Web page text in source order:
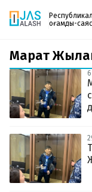
қоғамдық-
Жаңалықтар
Спорт
Руханият
Аймақ
Архив
Заң және
Редакциямен
+7 708 604 51 06
Жарнама бөлімі
Газетке
PDF форматтағы
поштаңызға алып
шыққан сәтте сізге
Марат